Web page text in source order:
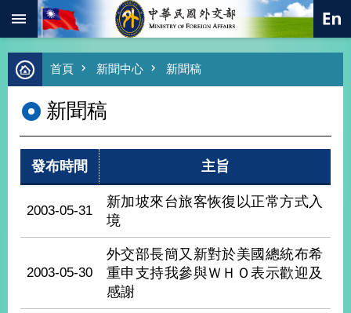
跳到主要內容區塊
進
階
尋
熱
合
交
值
首頁 新聞中心 新聞稿
新聞稿
發布時間 主旨
2003-05-31
新加坡來台旅客恢復以正常方式入
境
2003-05-30
外交部長簡又新對於美國總統布希
重申支持我參與ＷＨＯ表示歡迎及
感謝